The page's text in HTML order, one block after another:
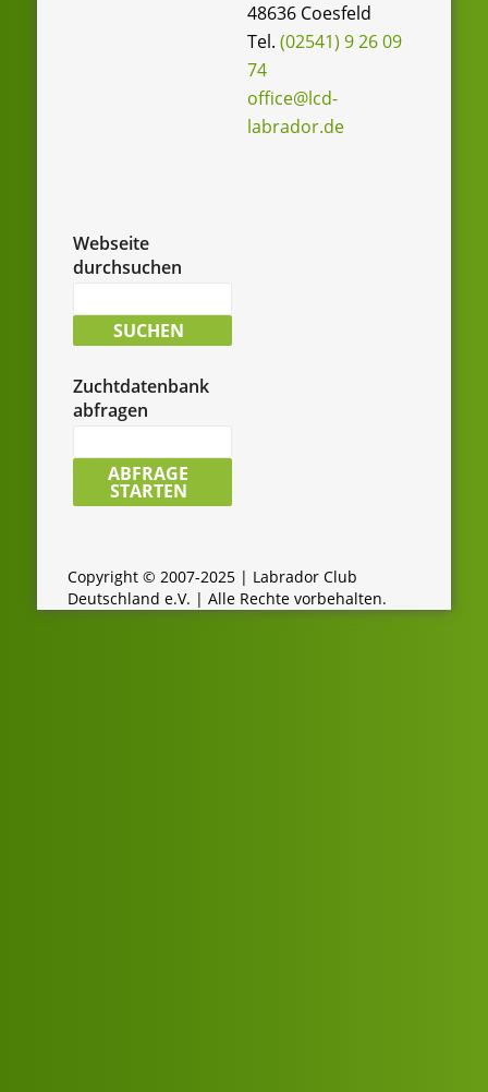
48636 Coesfeld
Tel. (02541) 9 26 09
74
office@lcd-
labrador.de
Webseite
durchsuchen
nach:SUCHEN
Zuchtdatenbank
abfragen
Zuchtdatenbank
durchsuchen:
ABFRAGE
STARTEN
Copyright © 2007-2025 | Labrador Club
Deutschland e.V. | Alle Rechte vorbehalten.